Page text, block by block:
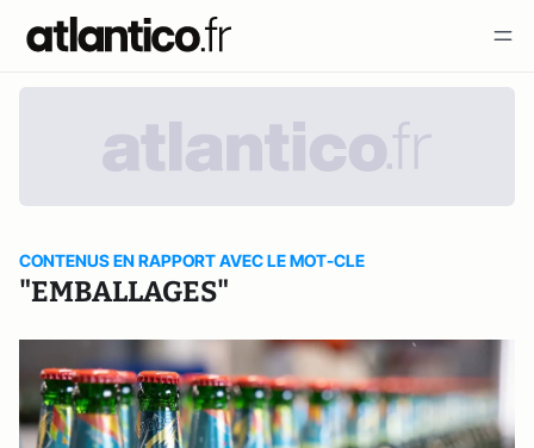
CONTENUS EN RAPPORT AVEC LE MOT-CLE
"EMBALLAGES"